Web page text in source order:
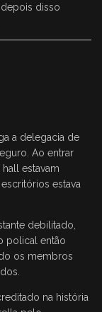
disso
a delegacia de
Ao entrar
estavam
estava
debilitado,
o polical então
os membros
na história